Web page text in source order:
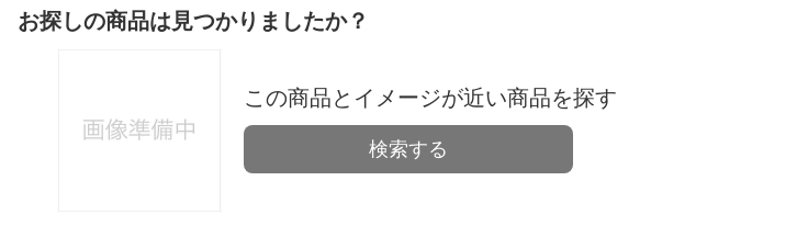
お探しの商品は見つかりましたか？
この商品とイメージが近い商品を探す
検索する